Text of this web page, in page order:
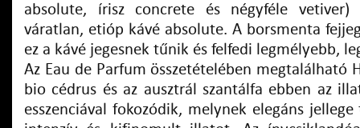
absolute, írisz concrete és négyféle
váratlan, etióp kávé absolute. A borsmenta
ez a kávé jegesnek tűnik és felfedi legmélyebb,
Az Eau de Parfum összetételében megtalálható
bio cédrus és az ausztrál szantálfa ebben az
esszenciával fokozódik, melynek elegáns